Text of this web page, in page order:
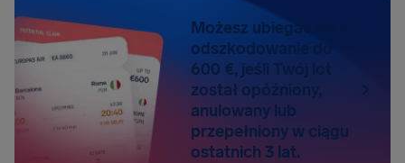
Możesz ubiegać się o
odszkodowanie do
600 €, jeśli Twój lot
został opóźniony,
anulowany lub
przepełniony w ciągu
ostatnich 3 lat.